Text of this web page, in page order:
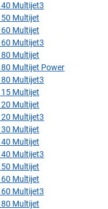
Multijet3
Multijet
Multijet
Multijet3
Multijet
Multijet Power
Multijet3
Multijet
Multijet
Multijet3
Multijet
Multijet
Multijet3
Multijet
Multijet
Multijet3
Multijet